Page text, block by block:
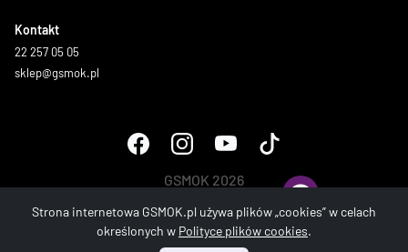
Kontakt
22 257 05 05
sklep@gsmok.pl
GSMOK 2026
Strona internetowa GSMOK.pl używa plików „cookies” w celach
określonych w Polityce plików cookies.